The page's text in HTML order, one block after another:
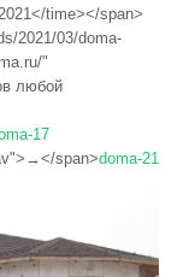
time></span>
2021/03/doma-
"
любой
17
span>doma-21